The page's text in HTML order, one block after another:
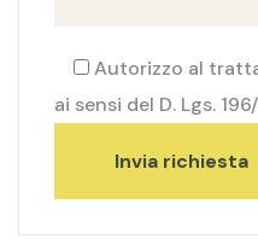
Autorizzo al
ai sensi del D. Lgs.
Invia richiesta